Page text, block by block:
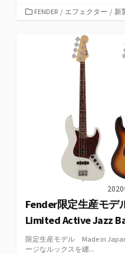
カFENDER / エフェクター / 新
Fender限定生産モ
Limited Active Jazz
限定生産モデル Made in
ージなルックスを纏...